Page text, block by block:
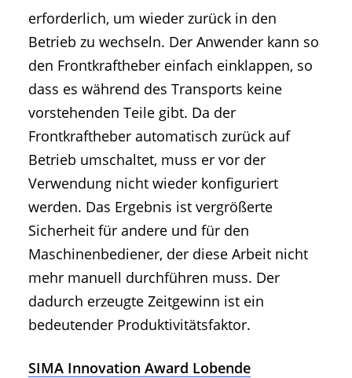
erforderlich, um wieder zurück in den
Betrieb zu wechseln. Der Anwender kann so
den Frontkraftheber einfach einklappen, so
dass es während des Transports keine
vorstehenden Teile gibt. Da der
Frontkraftheber automatisch zurück auf
Betrieb umschaltet, muss er vor der
Verwendung nicht wieder konfiguriert
werden. Das Ergebnis ist vergrößerte
Sicherheit für andere und für den
Maschinenbediener, der diese Arbeit nicht
mehr manuell durchführen muss. Der
dadurch erzeugte Zeitgewinn ist ein
bedeutender Produktivitätsfaktor.
SIMA Innovation Award Lobende